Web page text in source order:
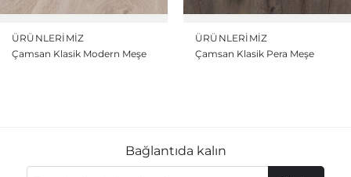
ÜRÜNLERIMIZ
Çamsan Klasik Modern Meşe
ÜRÜNLERIMIZ
Çamsan Klasik Pera Meşe
Bağlantıda kalın